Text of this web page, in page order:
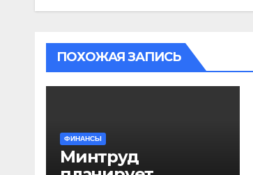
ПОХОЖАЯ ЗАПИСЬ
ФИНАНСЫ
Минтруд